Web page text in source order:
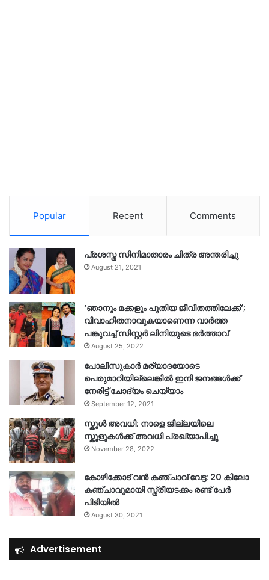
Popular Recent Comments
പ്രശസ്ത സിനിമാതാരം ചിത്ര അന്തരിച്ചു
August 21, 2021
‘ഞാനും മക്കളും പുതിയ ജീവിതത്തിലേക്ക്’;
വിവാഹിതനാവുകയാണെന്ന വാർത്ത
പങ്കുവച്ച് സിസ്റ്റർ ലിനിയുടെ ഭർത്താവ്
August 25, 2022
പോലീസുകാര്‍ മര്യാദയോടെ
പെരുമാറിയില്ലെങ്കില്‍ ഇനി ജനങ്ങള്‍ക്ക്
നേരിട്ട് ചോദ്യം ചെയ്യാം
September 12, 2021
സ്കൂൾ അവധി; നാളെ ജില്ലയിലെ
സ്കൂളുകൾക്ക് അവധി പ്രഖ്യാപിച്ചു
November 28, 2022
കോഴിക്കോട് വൻ കഞ്ചാവ് വേട്ട: 20 കിലോ
കഞ്ചാവുമായി സ്ത്രീയടക്കം രണ്ട് പേർ
പിടിയിൽ
August 30, 2021
Advertisement